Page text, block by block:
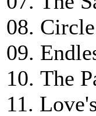
08.
09.
10. The
11.